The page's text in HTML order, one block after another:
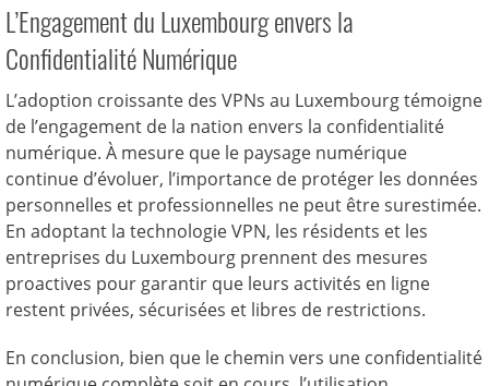
L’Engagement du Luxembourg envers la
Confidentialité Numérique
L’adoption croissante des VPNs au Luxembourg témoigne
de l’engagement de la nation envers la confidentialité
numérique. À mesure que le paysage numérique
continue d’évoluer, l’importance de protéger les données
personnelles et professionnelles ne peut être surestimée.
En adoptant la technologie VPN, les résidents et les
entreprises du Luxembourg prennent des mesures
proactives pour garantir que leurs activités en ligne
restent privées, sécurisées et libres de restrictions.
En conclusion, bien que le chemin vers une confidentialité